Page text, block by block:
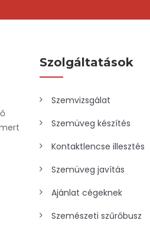
Szolgáltatások
Szemvizsgálat
Szemüveg készítés
Kontaktlencse illesztés
Szemüveg javítás
Ajánlat cégeknek
Szemészeti szűrőbusz